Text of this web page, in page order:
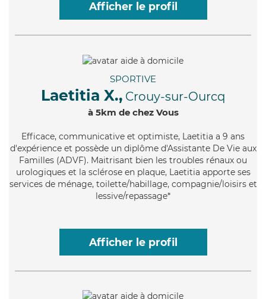
Afficher le profil
SPORTIVE
Laetitia X., Crouy-sur-Ourcq
à 5km de chez Vous
Efficace, communicative et optimiste, Laetitia a 9 ans
d'expérience et possède un diplôme d'Assistante De Vie aux
Familles (ADVF). Maitrisant bien les troubles rénaux ou
urologiques et la sclérose en plaque, Laetitia apporte ses
services de ménage, toilette/habillage, compagnie/loisirs et
lessive/repassage*
Afficher le profil